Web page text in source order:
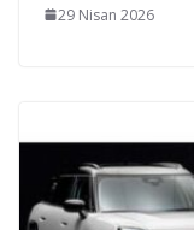
29 Nisan 2026